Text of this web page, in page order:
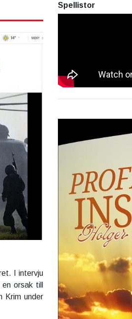
I intervju
orsak till
Krim under
Spellistor